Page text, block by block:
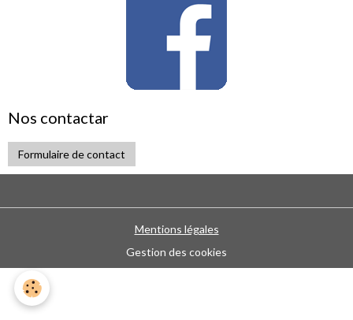
Nos contactar
Formulaire de contact
Mentions légales
Gestion des cookies